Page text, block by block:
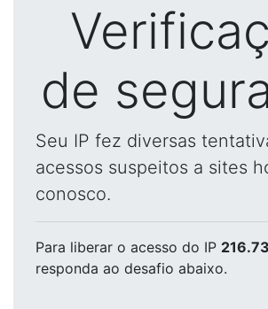
de
Seu IP fez diversas
acessos suspeitos a sites
conosco.
Para liberar o acesso do IP
responda ao desafio abaixo.